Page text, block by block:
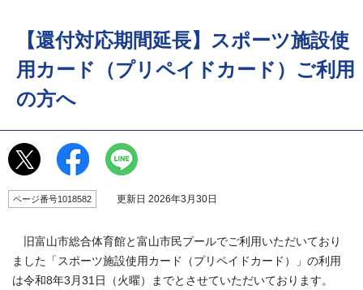
【還付対応期間延長】スポーツ施設使
用カード（プリペイドカード）ご利用
の方へ
ページ番号1018582 更新日 2026年3月30日
旧富山市総合体育館と富山市民プールでご利用いただいており
ました「スポーツ施設使用カード（プリペイドカード）」の利用
は令和8年3月31日（火曜）までとさせていただいております。